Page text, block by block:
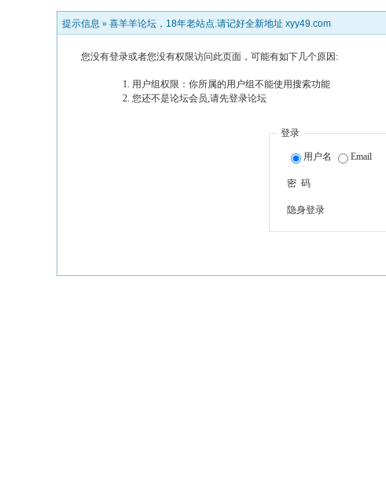
提示信息 » 喜羊羊论坛，18年老站点.请记好全新地址 xyy49.com
您没有登录或者您没有权限访问此页面，可能有如下几个原因:
用户组权限：你所属的用户组不能使用搜索功能
您还不是论坛会员,请先登录论坛
登录
用户名 Email
密 码
隐身登录